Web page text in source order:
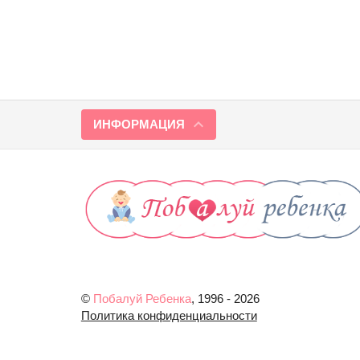
ИНФОРМАЦИЯ
© Побалуй Ребенка, 1996 - 2026
Политика конфиденциальности